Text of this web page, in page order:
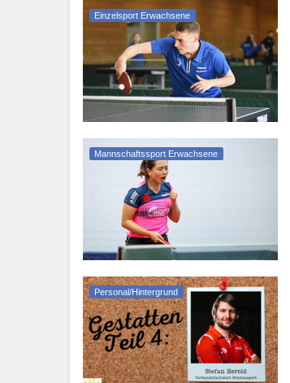
Einzelsport Erwachsene
Mannschaftssport Erwachsene
Personal/Hintergrund